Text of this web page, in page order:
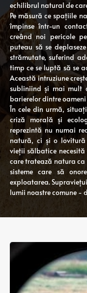
echilibrul natural de
Pe măsură ce spațiile
împinse într-un
creând noi pericole
puteau să se
strămutate, suferind
timp ce se luptă să se
Această intruziune
subliniind și mai mult
barierelor dintre
În cele din urmă,
criză morală și
reprezintă nu numai
natură, ci și o lovitură
vieții sălbatice
care tratează natura
sisteme care să
exploatarea.
lumii noastre comune -